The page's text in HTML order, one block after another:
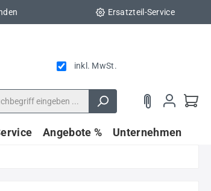
Ersatzteil-Service
inkl. MwSt.
Angebote % Unternehmen